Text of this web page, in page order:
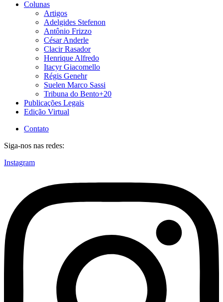
Colunas
Artigos
Adelgides Stefenon
Antônio Frizzo
César Anderle
Clacir Rasador
Henrique Alfredo
Itacyr Giacomello
Régis Genehr
Suelen Marco Sassi
Tribuna do Bento+20
Publicações Legais
Edição Virtual
Contato
Siga-nos nas redes:
Instagram